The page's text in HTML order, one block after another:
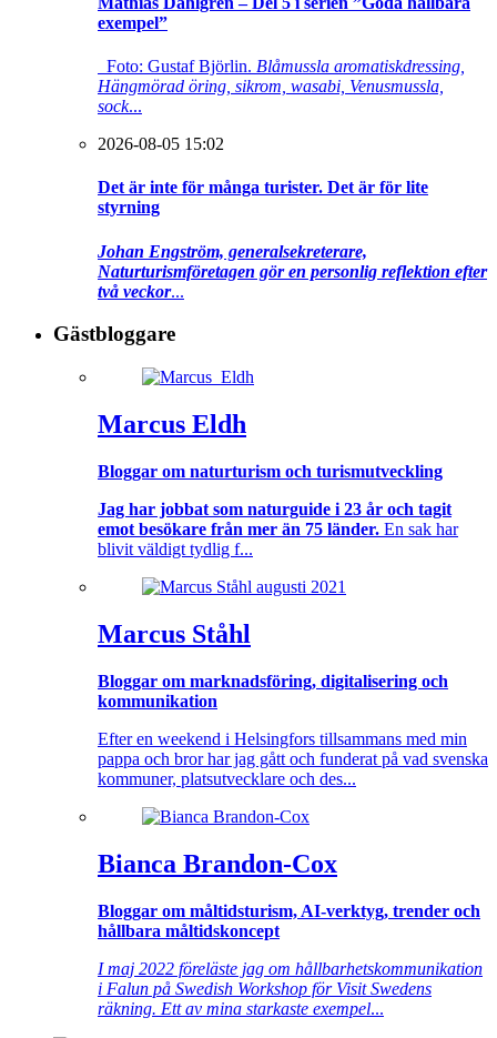
exempel”
Foto: Gustaf Björlin. Blåmussla aromatiskdressing,
Hängmörad öring, sikrom, wasabi, Venusmussla,
sock...
2026-08-05 15:02
Det är inte för många turister. Det är för lite
styrning
Johan Engström, generalsekreterare,
Naturturismföretagen gör en personlig reflektion efter
två veckor...
Gästbloggare
Marcus Eldh
Bloggar om naturturism och turismutveckling
Jag har jobbat som naturguide i 23 år och tagit
emot besökare från mer än 75 länder. En sak har
blivit väldigt tydlig f...
Marcus Ståhl
Bloggar om marknadsföring, digitalisering och
kommunikation
Efter en weekend i Helsingfors tillsammans med min
pappa och bror har jag gått och funderat på vad svenska
kommuner, platsutvecklare och des...
Bianca Brandon-Cox
Bloggar om måltidsturism, AI-verktyg, trender och
hållbara måltidskoncept
I maj 2022 föreläste jag om hållbarhetskommunikation
i Falun på Swedish Workshop för Visit Swedens
räkning. Ett av mina starkaste exempel...